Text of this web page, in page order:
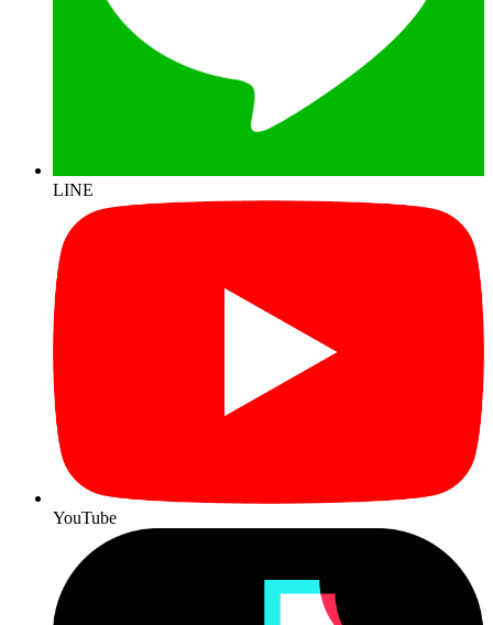
LINE
YouTube